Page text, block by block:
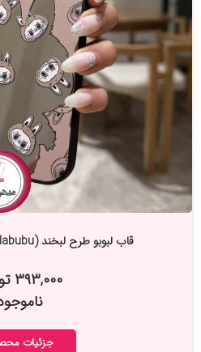
قاب لبوبو طرح لبخند (happy labubu) کد-۱۰۵۳۲۵
۳۹۳,۰۰۰ تومان
جزئیات